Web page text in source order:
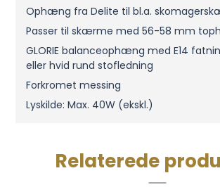
Ophæng fra Delite til bl.a.
Passer til skærme med 56-58 mm
GLORIE balanceophæng med E14
eller hvid rund stofledning
Forkromet messing
Lyskilde: Max. 40W (ekskl.)
Relaterede